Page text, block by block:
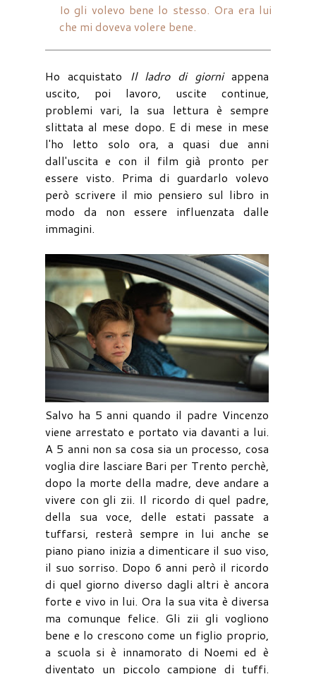
Io gli volevo bene lo stesso. Ora era lui
che mi doveva volere bene.
Ho acquistato Il ladro di giorniappena
uscito, poi lavoro, uscite continue,
problemi vari, la sua lettura è sempre
slittata al mese dopo. E di mese in mese
l'ho letto solo ora, a quasi due anni
dall'uscita e con il film già pronto per
essere visto. Prima di guardarlo volevo
però scrivere il mio pensiero sul libro in
modo da non essere influenzata dalle
immagini.
Salvo ha 5 anni quando il padre Vincenzo
viene arrestato e portato via davanti a lui.
A 5 anni non sa cosa sia un processo, cosa
voglia dire lasciare Bari per Trento perchè,
dopo la morte della madre, deve andare a
vivere con gli zii. Il ricordo di quel padre,
della sua voce, delle estati passate a
tuffarsi, resterà sempre in lui anche se
piano piano inizia a dimenticare il suo viso,
il suo sorriso. Dopo 6 anni però il ricordo
di quel giorno diverso dagli altri è ancora
forte e vivo in lui. Ora la sua vita è diversa
ma comunque felice. Gli zii gli vogliono
bene e lo crescono come un figlio proprio,
a scuola si è innamorato di Noemi ed è
diventato un piccolo campione di tuffi.